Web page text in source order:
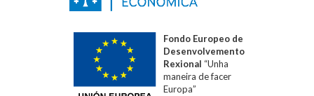
Fondo Europeo de
Desenvolvemento
Rexional “Unha
maneira de facer
Europa”